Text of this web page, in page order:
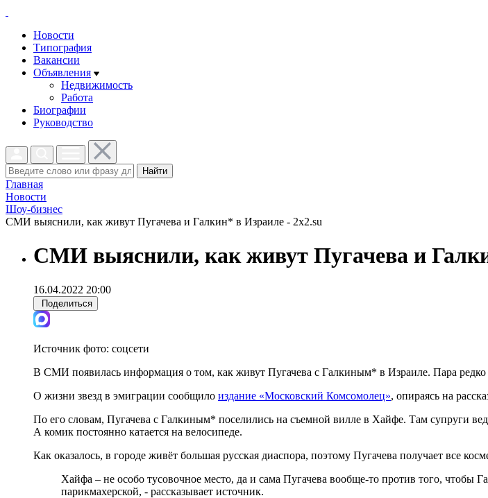
Новости
Типография
Вакансии
Объявления
Недвижимость
Работа
Биографии
Руководство
Найти
Главная
Новости
Шоу-бизнес
СМИ выяснили, как живут Пугачева и Галкин* в Израиле - 2x2.su
СМИ выяснили, как живут Пугачева и
16.04.2022 20:00
Поделиться
Источник фото: соцсети
В СМИ появилась информация о том, как живут Пугачева с Галкиным* в Израиле. Пара редко
О жизни звезд в эмиграции сообщило издание «Московский Комсомолец», опираясь на
По его словам, Пугачева с Галкиным* поселились на съемной вилле в Хайфе. Там супруги
А комик постоянно катается на велосипеде.
Как оказалось, в городе живёт большая русская диаспора, поэтому Пугачева получает все
Хайфа – не особо тусовочное место, да и сама Пугачева вообще-то против того,
парикмахерской, - рассказывает источник.